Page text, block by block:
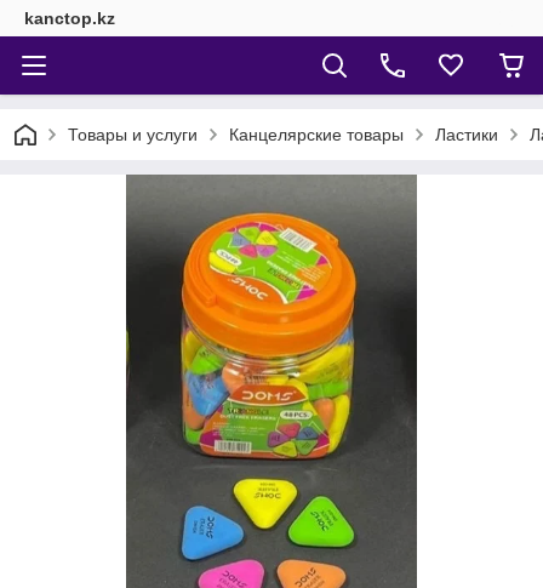
kanctop.kz
Товары и услуги Канцелярские товары Ластики